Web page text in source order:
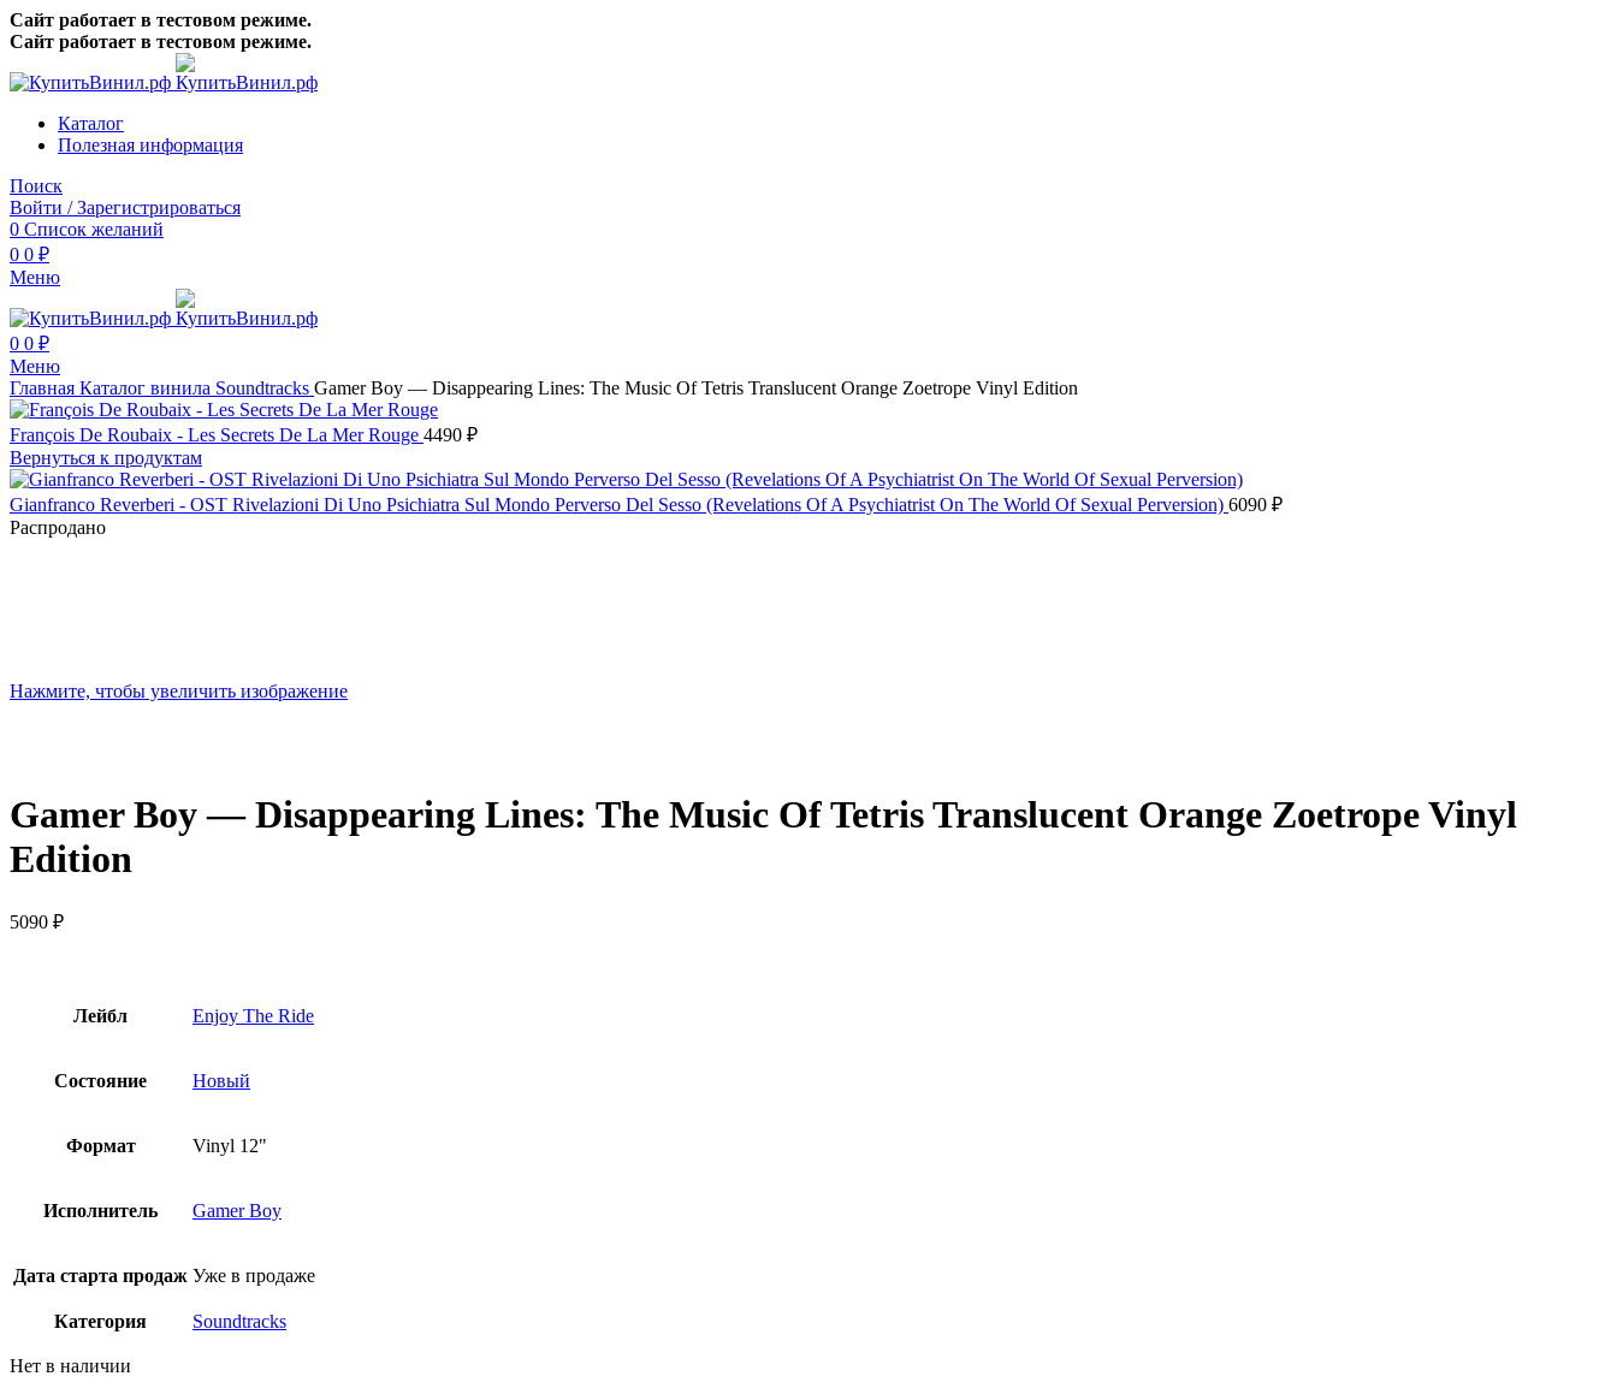
Сайт работает в тестовом режиме.
Сайт работает в тестовом режиме.
Каталог
Полезная информация
Поиск
Войти / Зарегистрироваться
0 Список желаний
0 0 ₽
Меню
0 0 ₽
Меню
Главная Каталог винила Soundtracks Gamer Boy — Disappearing Lines: The Music Of Tetris Translucent Orange Zoetrope Vinyl Edition
François De Roubaix - Les Secrets De La Mer Rouge 4490 ₽
Вернуться к продуктам
Gianfranco Reverberi - OST Rivelazioni Di Uno Psichiatra Sul Mondo Perverso Del Sesso (Revelations Of A Psychiatrist On The World Of Sexual Perversion) 6090 ₽
Распродано
Нажмите, чтобы увеличить изображение
Gamer Boy — Disappearing Lines: The Music Of Tetris Translucent Orange Zoetrope Vinyl
Edition
5090 ₽
Лейбл Enjoy The Ride
Состояние Новый
Формат Vinyl 12"
Исполнитель Gamer Boy
Дата старта продаж Уже в продаже
Категория Soundtracks
Нет в наличии